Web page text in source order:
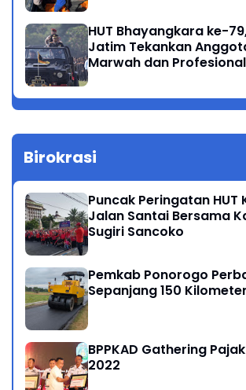
HUT Bhayangkara ke-
Jatim Tekankan
Marwah dan
Birokrasi
Puncak Peringatan HUT
Jalan Santai Bersama
Sugiri Sancoko
Pemkab Ponorogo
Sepanjang 150 Kilometer
BPPKAD Gathering
2022